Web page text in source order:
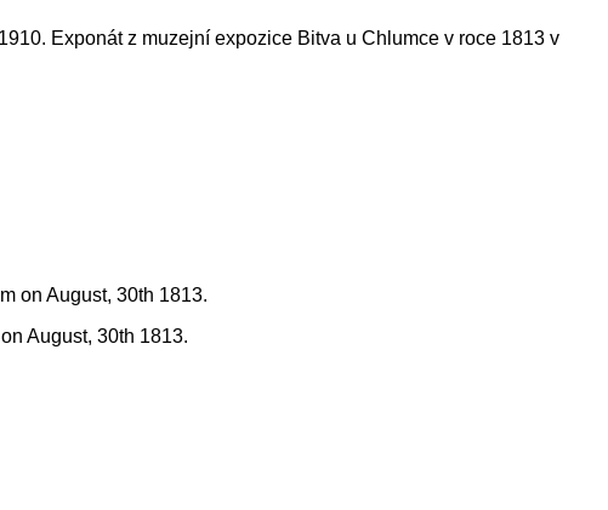
Exponát z muzejní expozice Bitva u Chlumce v roce 1813 v
August, 30th 1813.